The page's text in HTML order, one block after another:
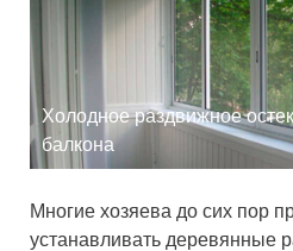
Холодное раздвижное
балкона
Многие хозяева до сих пор
устанавливать деревянные